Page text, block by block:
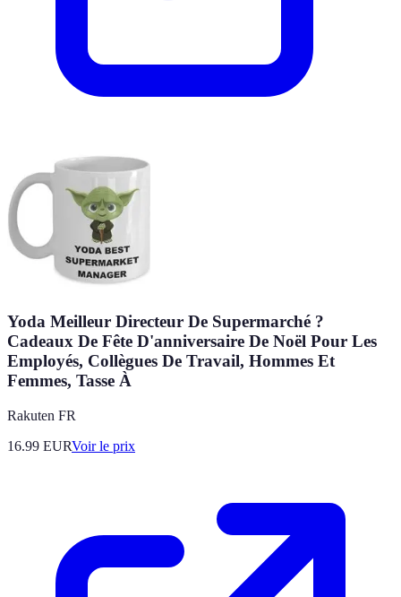
Yoda Meilleur Directeur De Supermarché ?
Cadeaux De Fête D'anniversaire De Noël Pour Les
Employés, Collègues De Travail, Hommes Et
Femmes, Tasse À
Rakuten FR
16.99 EURVoir le prix